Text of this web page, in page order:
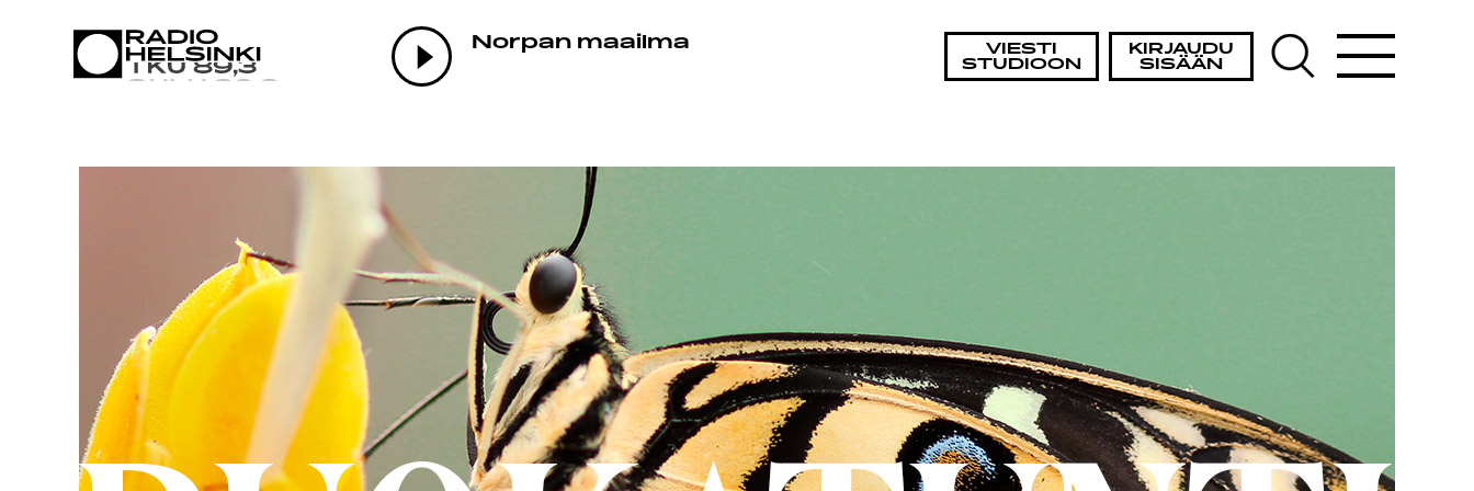
VIESTI
STUDIOON
KIRJAUDU
SISÄÄN
Norpan maailma
AJANKOHTAISTA
OHJELMAT
TEKIJÄT
ON-DEMAND
PODCAST
MAINOSTA